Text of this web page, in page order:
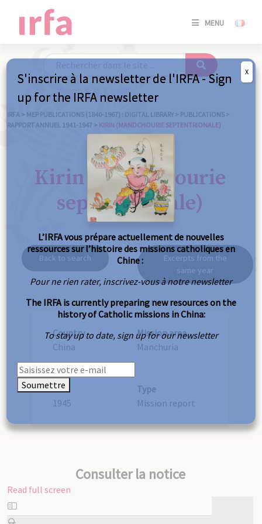
MENU
SE
/
IRFA > MEP PUBLICATIONS (1840-1967) : DIGITAL LIBRARY > PUBLICATIONS >
RAPPORT ANNUEL 1941-1947 > KIRIN (MANDCHOURIE SEPTENTRIONALE)
Kirin (Mandchourie
septentrionale)
Back to search
Excerpts from the
same year
Country
China
Mission area
Manchuria
Year
1945
Type
Mission report
Consulter la notice
Read full screen
Skip
to
S'inscrire à la newsletter de l'IRFA - Sign
up for the IRFA newsletter
L’IRFA vous prépare actuellement de nouvelles
ressources sur l’histoire des missions catholiques en
Chine :
Pour ne rien rater, inscrivez-vous à notre newsletter
The IRFA is currently preparing new resources on the
history of Catholic missions in China:
To stay up to date, sign up for our newsletter
Soumettre
X